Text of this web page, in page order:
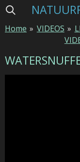
Ga
naar
hoofdinhoud
Home » VIDEOS »